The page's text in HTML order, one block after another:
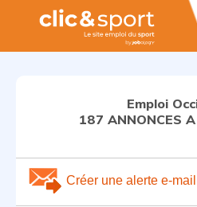
Emploi
187 ANNONCES
Créer une alerte e-mail